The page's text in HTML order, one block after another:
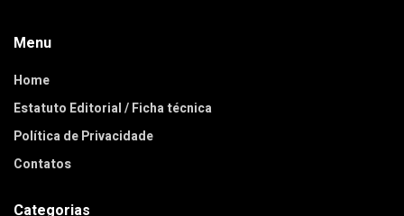
Menu
Home
Estatuto Editorial / Ficha técnica
Política de Privacidade
Contatos
Categorias